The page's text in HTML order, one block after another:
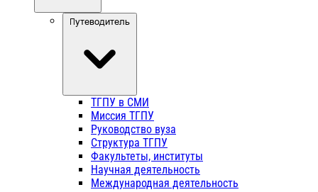
Путеводитель
ТГПУ в СМИ
Миссия ТГПУ
Руководство вуза
Структура ТГПУ
Факультеты, институты
Научная деятельность
Международная деятельность